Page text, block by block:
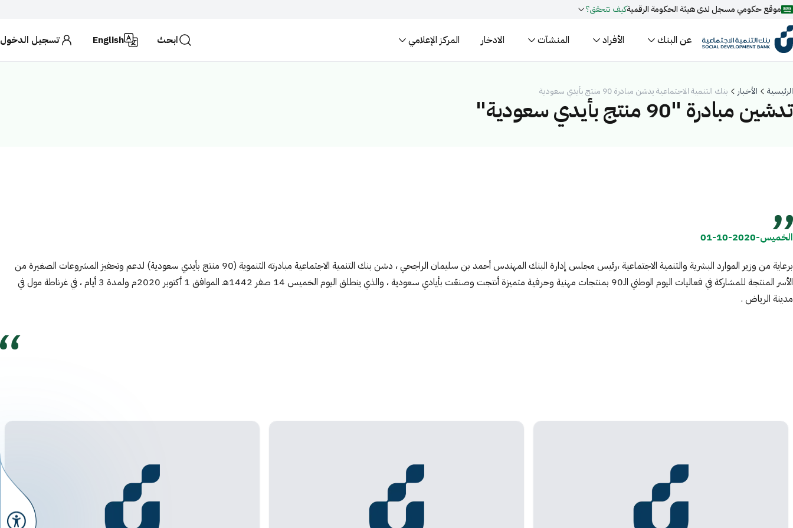
موقع حكومي مسجل لدى هيئة الحكومة الرقميةكيف تتحقق؟
روابط المواقع الالكترونية الرسمية السعودية تنتهي بـ المواقع الالكترونية الحكومية تستخدم بروتوكول HTTPSللتشفير و الأمان.
مسجل لدى هيئة الحكومة الرقمية برقم:20241028850
عن البنك الأفراد المنشآت الادخار المركز الإعلامي ابحث English تسجيل الدخول
الرئيسية الأخبار بنك التنمية الاجتماعية يدشن مبادرة 90 منتج بأيدي سعودية
تدشين مبادرة "90 منتج بأيدي سعودية"
الخميس-2020-10-01
برعاية من وزير الموارد البشرية والتنمية الاجتماعية ،رئيس مجلس إدارة البنك المهندس أحمد بن سليمان الراجحي ، دشن بنك التنمية الاجتماعية مبادرته التنموية (90 منتج بأيدي سعودية) لدعم وتحفيز المشروعات الصغيرة من
الأسر المنتجة للمشاركة في فعاليات اليوم الوطني الـ90 بمنتجات مهنية وحرفية متميزة أنتجت وصنعّت بأيادي سعودية ، والذي ينطلق اليوم الخميس 14 صفر 1442هـ الموافق 1 أكتوبر 2020م ولمدة 3 أيام ، في غرناطة مول في
مدينة الرياض .